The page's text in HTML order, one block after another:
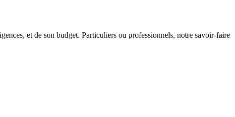
et de son budget. Particuliers ou professionnels, notre savoir-faire